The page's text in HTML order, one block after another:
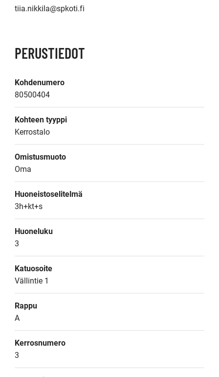
tiia.nikkila@spkoti.fi
PERUSTIEDOT
Kohdenumero
80500404
Kohteen tyyppi
Kerrostalo
Omistusmuoto
Oma
Huoneistoselitelmä
3h+kt+s
Huoneluku
3
Katuosoite
Vällintie 1
Rappu
A
Kerrosnumero
3